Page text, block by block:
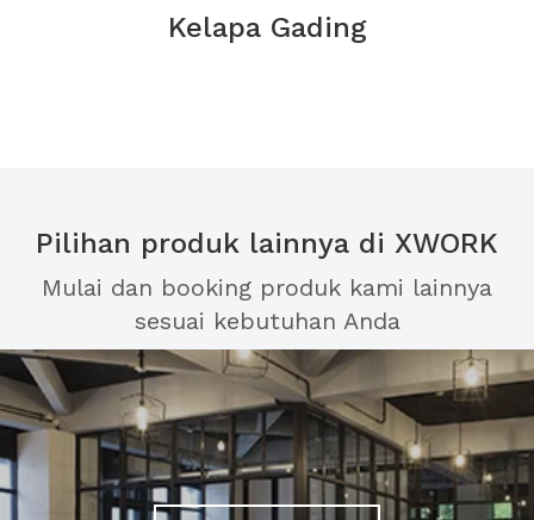
Kelapa Gading
Pilihan produk lainnya di XWORK
Mulai dan booking produk kami lainnya
sesuai kebutuhan Anda